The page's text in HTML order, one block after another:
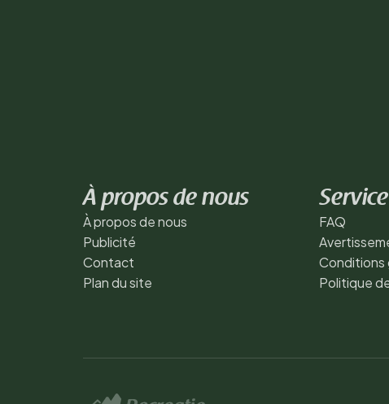
À propos de nous
À propos de nous
Publicité
Contact
Plan du site
Service
FAQ
Conditions
Politique